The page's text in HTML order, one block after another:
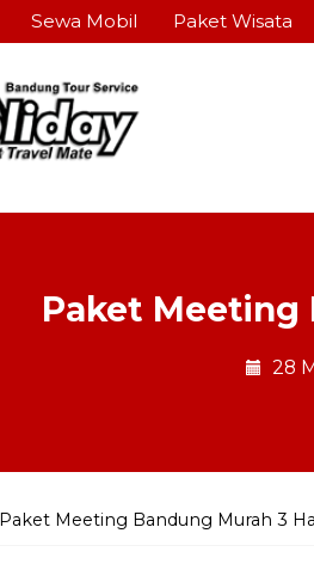
Sewa Mobil Paket Wisata
Paket Meeting
28
Paket Meeting Bandung Murah 3